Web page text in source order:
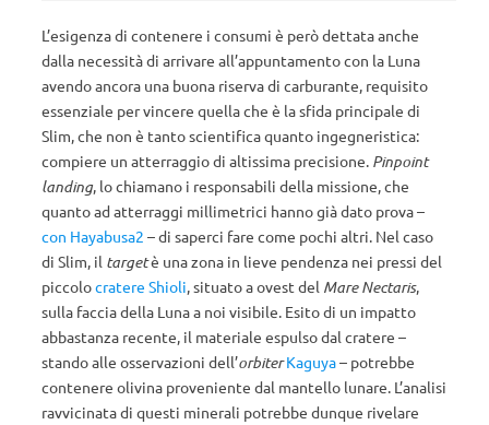
L’esigenza di contenere i consumi è però dettata anche
dalla necessità di arrivare all’appuntamento con la Luna
avendo ancora una buona riserva di carburante, requisito
essenziale per vincere quella che è la sfida principale di
Slim, che non è tanto scientifica quanto ingegneristica:
compiere un atterraggio di altissima precisione. Pinpoint
landing, lo chiamano i responsabili della missione, che
quanto ad atterraggi millimetrici hanno già dato prova –
con Hayabusa2 – di saperci fare come pochi altri. Nel caso
di Slim, il targetè una zona in lieve pendenza nei pressi del
piccolocratere Shioli , situato a ovest del Mare Nectaris,
sulla faccia della Luna a noi visibile. Esito di un impatto
abbastanza recente, il materiale espulso dal cratere –
stando alle osservazioni dell’orbiter Kaguya– potrebbe
contenere olivina proveniente dal mantello lunare. L’analisi
ravvicinata di questi minerali potrebbe dunque rivelare